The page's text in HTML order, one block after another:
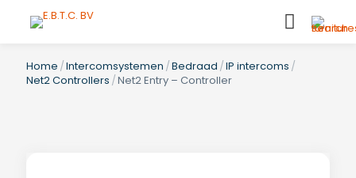
Home /Intercomsystemen /Bedraad /IP intercoms /
Net2 Controllers /Net2 Entry – Controller